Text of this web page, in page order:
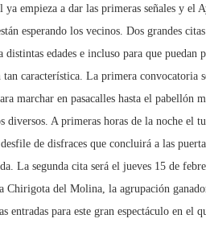
ya empieza a dar las primeras señales y el
esperando los vecinos. Dos grandes
distintas edades e incluso para que
tan característica. La primera convocatoria
marchar en pasacalles hasta el pabellón
diversos. A primeras horas de la noche el
de disfraces que concluirá a las
La segunda cita será el jueves 15 de
Chirigota del Molina, la agrupación
entradas para este gran espectáculo en el